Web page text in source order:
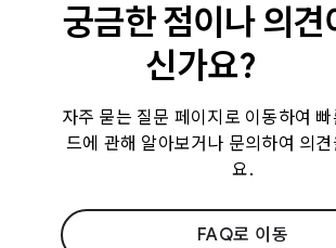
궁금한 점이나 의견
신가요?
자주 묻는 질문 페이지로 이동하여 빠
드에 관해 알아보거나 문의하여 의견
요.
FAQ로 이동